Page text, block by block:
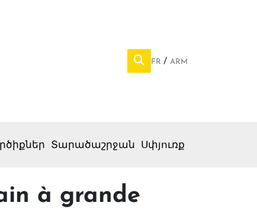
FR ARM
Տարածաշրջան Սփյուռք
à grande